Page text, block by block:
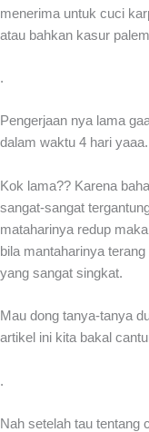
menerima untuk cuci
atau bahkan kasur
.
Pengerjaan nya lama
dalam waktu 4 hari yaaa.
Kok lama?? Karena
sangat-sangat
mataharinya redup
bila mantaharinya
yang sangat singkat.
Mau dong tanya-tanya
artikel ini kita bakal
.
Nah setelah tau tentang